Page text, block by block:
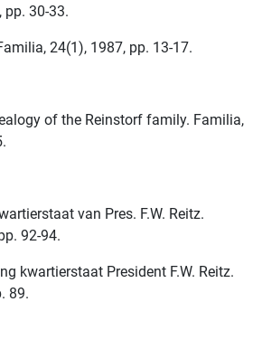
pp. 30-33.
24(1), 1987, pp. 13-17.
of the Reinstorf family. Familia,
van Pres. F.W. Reitz.
92-94.
kwartierstaat President F.W. Reitz.
89.